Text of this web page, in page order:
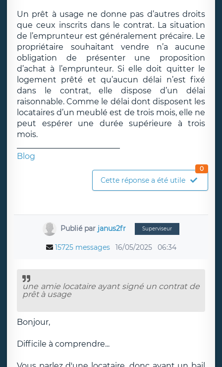
Un prêt à usage ne donne pas d’autres droits
que ceux inscrits dans le contrat. La situation
de l’emprunteur est généralement précaire. Le
propriétaire souhaitant vendre n’a aucune
obligation de présenter une proposition
d’achat à l’emprunteur. Si elle doit quitter le
logement prêté et qu’aucun délai n’est fixé
dans le contrat, elle dispose d’un délai
raisonnable. Comme le délai dont disposent les
locataires d’un meublé est de trois mois, elle ne
peut espérer une durée supérieure à trois
mois.
Blog
Cette réponse a été utile
0
Publié par janus2fr Superviseur
15725 messages 16/05/2025 06:34
une amie locataire ayant signé un contrat de
prêt à usage
Bonjour,
Difficile à comprendre...